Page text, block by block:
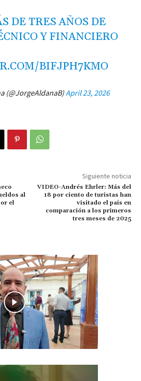
DE TRES AÑOS DE
Y FINANCIERO
BIFJPH7KMO
(@JorgeAldanaB)April 23, 2026
al
el
Siguiente noticia
VIDEO-Andrés Ehrler: Más del
18 por ciento de turistas han
visitado el país en
comparación a los primeros
tres meses de 2025